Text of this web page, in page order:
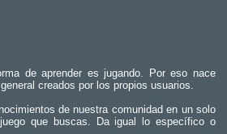
de aprender es jugando. Por eso nace
creados por los propios usuarios.
de nuestra comunidad en un solo
que buscas. Da igual lo específico o